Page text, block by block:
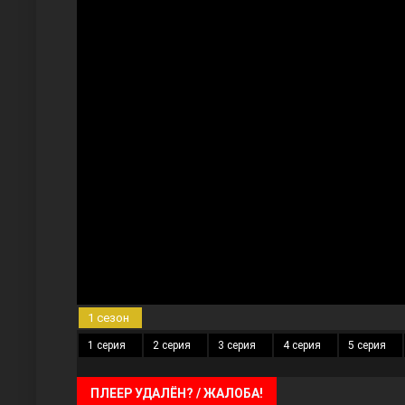
Ветреный холм
1 сезон
1 серия 2 серия 3 серия 4 серия 5 серия
ПЛЕЕР УДАЛЁН? / ЖАЛОБА!